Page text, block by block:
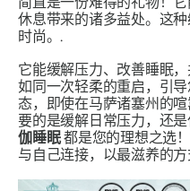
休息带来的诸多益处。这
时尚。.
它能缓解压力、改善睡眠
如同一次轻柔的重启，引
态，即使在马萨诸塞州的
要的是缓解日常压力，还是
伽睡眠都是您的理想之选
与自己连接，以最滋养的方